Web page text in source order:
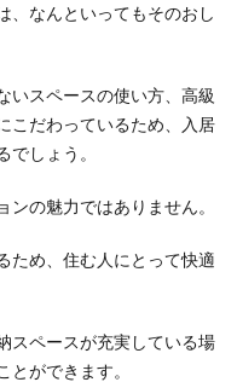
、なんといってもそのおし
いスペースの使い方、高級
こだわっているため、入居
しょう。
の魅力ではありません。
ため、住む人にとって快適
スペースが充実している場
ができます。